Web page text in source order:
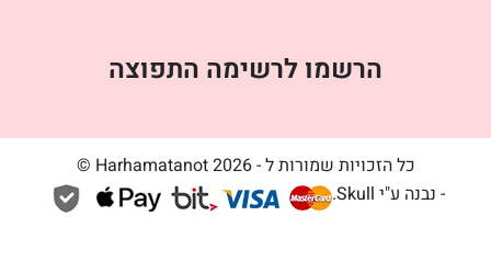
הרשמו לרשימה התפוצה
כל הזכויות שמורות ל - Harhamatanot 2026 ©
- נבנה ע"י Skull
.